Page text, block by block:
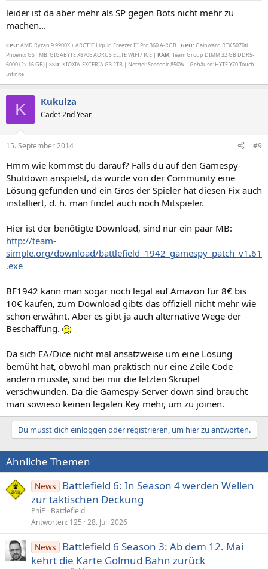
leider ist da aber mehr als SP gegen Bots nicht mehr zu
machen...
CPU: AMD Ryzan 9 9900X + ARCTIC Liquid Freezer III Pro 360 A-RGB| GPU: Gainward RTX 5070ti
Phoenix GS| MB: GIGABYTE X870E AORUS ELITE WIFI7 ICE | RAM: Team Group DIMM 32 GB DDR5-
6000 (2x 16 GB)| SSD: KIOXIA-EXCERIA G3 2TB | Netztei: Seasonic 850W | Gehäuse: HYTE Y70 Touch
Infinite
K Kukulza
Cadet 2nd Year
15. September 2014 #9
Hmm wie kommst du darauf? Falls du auf den Gamespy-
Shutdown anspielst, da wurde von der Community eine
Lösung gefunden und ein Gros der Spieler hat diesen Fix auch
installiert, d. h. man findet auch noch Mitspieler.
Hier ist der benötigte Download, sind nur ein paar MB:
http://team-
simple.org/download/battlefield_1942_gamespy_patch_v1.61
.exe
BF1942 kann man sogar noch legal auf Amazon für 8€ bis
10€ kaufen, zum Download gibts das offiziell nicht mehr wie
schon erwähnt. Aber es gibt ja auch alternative Wege der
Beschaffung.
Da sich EA/Dice nicht mal ansatzweise um eine Lösung
bemüht hat, obwohl man praktisch nur eine Zeile Code
ändern musste, sind bei mir die letzten Skrupel
verschwunden. Da die Gamespy-Server down sind braucht
man sowieso keinen legalen Key mehr, um zu joinen.
Du musst dich einloggen oder registrieren, um hier zu antworten.
Ähnliche Themen
News
Battlefield 6: In Season 4 werden Wellen
zur taktischen Deckung
PhiE
Battlefield
Antworten 125 28. Juli 2026
News
Battlefield 6 Season 3: Ab dem 12. Mai
kehrt die Karte Golmud Bahn zurück